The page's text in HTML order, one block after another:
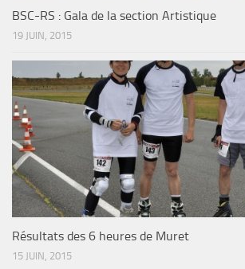
BSC-RS : Gala de la section Artistique
19 JUIN, 2015
Résultats des 6 heures de Muret
15 JUIN, 2015